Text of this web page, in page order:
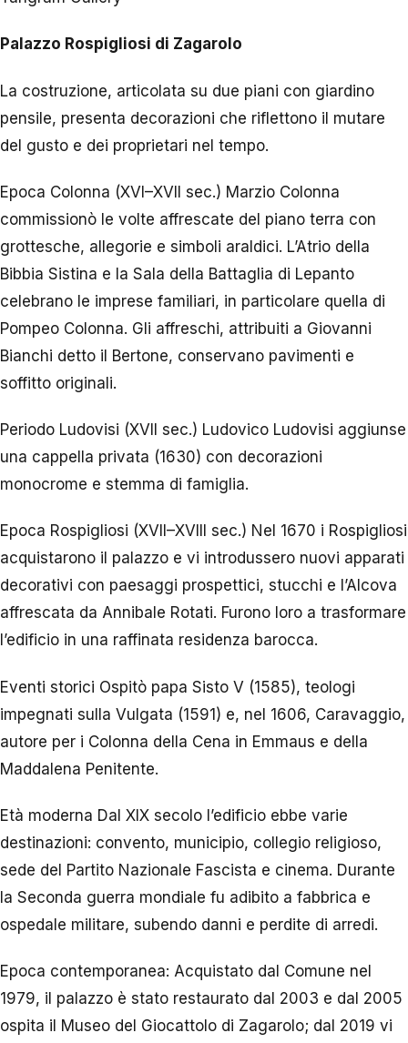
Palazzo Rospigliosi di Zagarolo
La costruzione, articolata su due piani con giardino
pensile, presenta decorazioni che riflettono il mutare
del gusto e dei proprietari nel tempo.
Epoca Colonna (XVI–XVII sec.) Marzio Colonna
commissionò le volte affrescate del piano terra con
grottesche, allegorie e simboli araldici. L’Atrio della
Bibbia Sistina e la Sala della Battaglia di Lepanto
celebrano le imprese familiari, in particolare quella di
Pompeo Colonna. Gli affreschi, attribuiti a Giovanni
Bianchi detto il Bertone, conservano pavimenti e
soffitto originali.
Periodo Ludovisi (XVII sec.) Ludovico Ludovisi aggiunse
una cappella privata (1630) con decorazioni
monocrome e stemma di famiglia.
Epoca Rospigliosi (XVII–XVIII sec.) Nel 1670 i Rospigliosi
acquistarono il palazzo e vi introdussero nuovi apparati
decorativi con paesaggi prospettici, stucchi e l’Alcova
affrescata da Annibale Rotati. Furono loro a trasformare
l’edificio in una raffinata residenza barocca.
Eventi storici Ospitò papa Sisto V (1585), teologi
impegnati sulla Vulgata (1591) e, nel 1606, Caravaggio,
autore per i Colonna della Cena in Emmaus e della
Maddalena Penitente.
Età moderna Dal XIX secolo l’edificio ebbe varie
destinazioni: convento, municipio, collegio religioso,
sede del Partito Nazionale Fascista e cinema. Durante
la Seconda guerra mondiale fu adibito a fabbrica e
ospedale militare, subendo danni e perdite di arredi.
Epoca contemporanea: Acquistato dal Comune nel
1979, il palazzo è stato restaurato dal 2003 e dal 2005
ospita il Museo del Giocattolo di Zagarolo; dal 2019 vi